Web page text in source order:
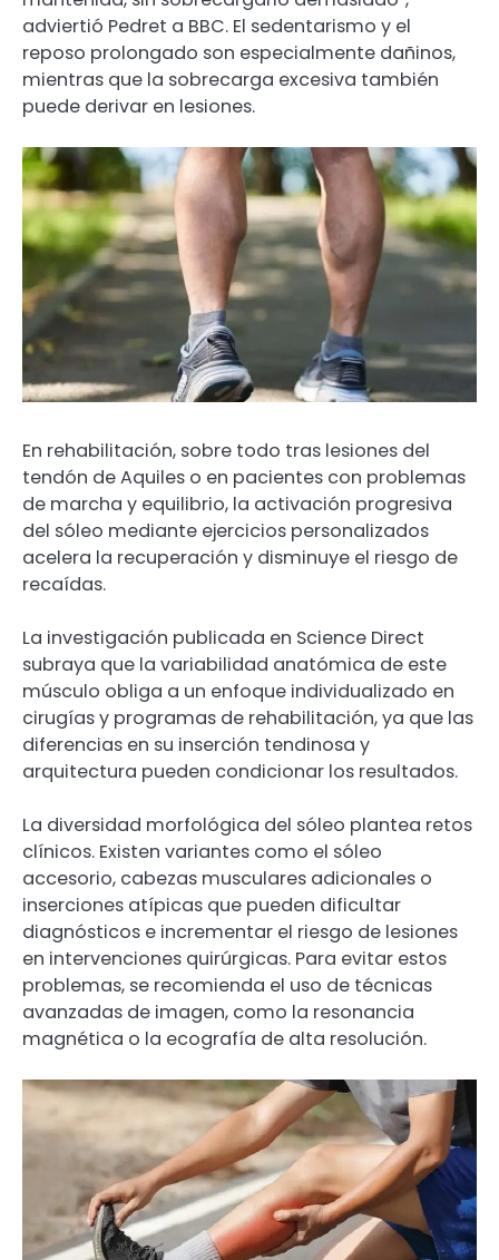
adviertió Pedret a BBC. El sedentarismo y el
reposo prolongado son especialmente dañinos,
mientras que la sobrecarga excesiva también
puede derivar en lesiones.
En rehabilitación, sobre todo tras lesiones del
tendón de Aquiles o en pacientes con problemas
de marcha y equilibrio, la activación progresiva
del sóleo mediante ejercicios personalizados
acelera la recuperación y disminuye el riesgo de
recaídas.
La investigación publicada en Science Direct
subraya que la variabilidad anatómica de este
músculo obliga a un enfoque individualizado en
cirugías y programas de rehabilitación, ya que las
diferencias en su inserción tendinosa y
arquitectura pueden condicionar los resultados.
La diversidad morfológica del sóleo plantea retos
clínicos. Existen variantes como el sóleo
accesorio, cabezas musculares adicionales o
inserciones atípicas que pueden dificultar
diagnósticos e incrementar el riesgo de lesiones
en intervenciones quirúrgicas. Para evitar estos
problemas, se recomienda el uso de técnicas
avanzadas de imagen, como la resonancia
magnética o la ecografía de alta resolución.